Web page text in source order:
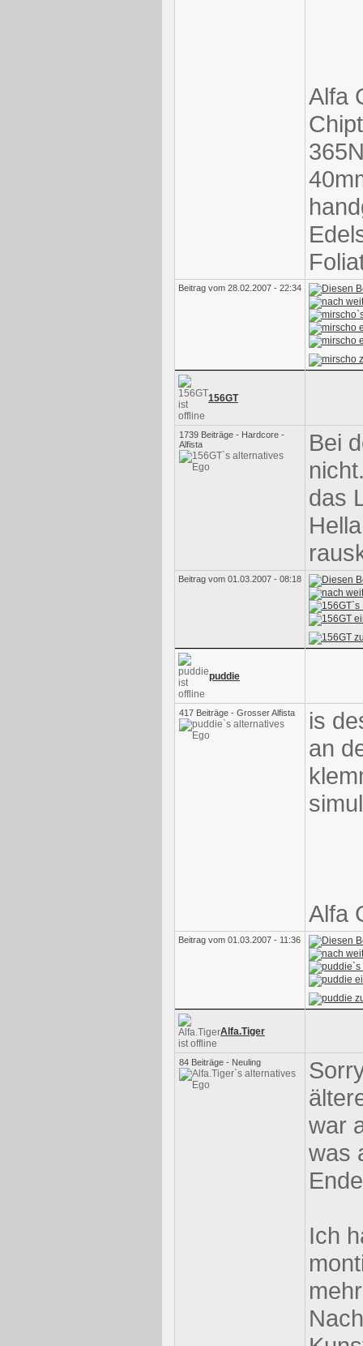
Alfa
Beitrag vom 28.02.2007 - 22:34
156GT
1739 Beiträge - Hardcore -
Alfista
Bei
das
Beitrag vom 01.03.2007 - 08:18
puddie
417 Beiträge - Grosser Alfista
is
an
Alfa
Beitrag vom 01.03.2007 - 11:36
Alfa.Tiger
84 Beiträge - Neuling
war
was
Ich